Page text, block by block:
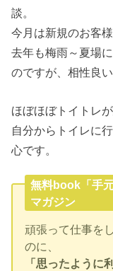
談。
今月は新規のお客
去年も梅雨～夏場
のですが、相性良
ほぼほぼトイトレ
自分からトイレに
心です。
無料book「手
マガジン
頑張って仕事を
のに、
「思ったように